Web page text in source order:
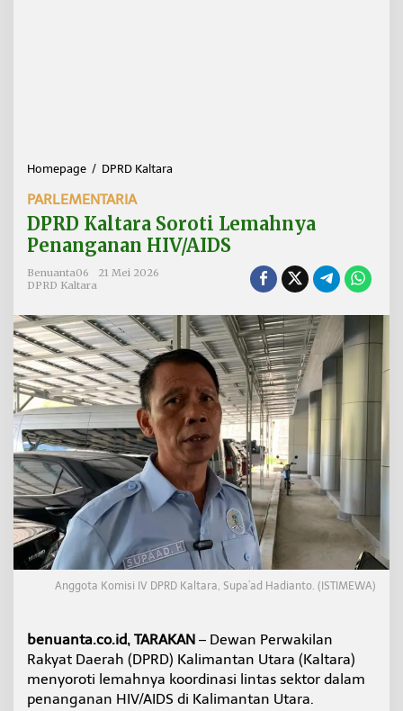
Homepage / DPRD Kaltara
D
K
a
r
S
o
o
i
L
e
m
a
h
y
a
P
e
n
g
n
a
PARLEMENTARIA
DPRD Kaltara Soroti Lemahnya
Penanganan HIV/AIDS
Benuanta06
21 Mei 2026
DPRD Kaltara
Anggota Komisi IV DPRD Kaltara, Supa’ad Hadianto. (ISTIMEWA)
benuanta.co.id, TARAKAN – Dewan Perwakilan
Rakyat Daerah (DPRD) Kalimantan Utara (Kaltara)
menyoroti lemahnya koordinasi lintas sektor dalam
penanganan HIV/AIDS di Kalimantan Utara.